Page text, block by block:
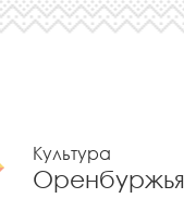
Культура
Оренбуржья